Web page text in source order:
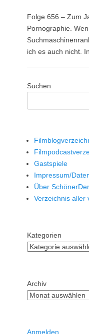
Folge 656 – Zum
Pornographie.
ich es auch nicht. In
Suchen
Gastspiele
Impressum/
Über
Verzeichnis aller
Kategorien
Archiv
Anmelden